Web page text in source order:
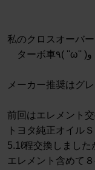
私のクロスオーバ
ターボ車٩( ''ω'' )و
メーカー推奨はグ
前回はエレメント
トヨタ純正オイル
5.1ℓ程交換しまし
エレメント含めて